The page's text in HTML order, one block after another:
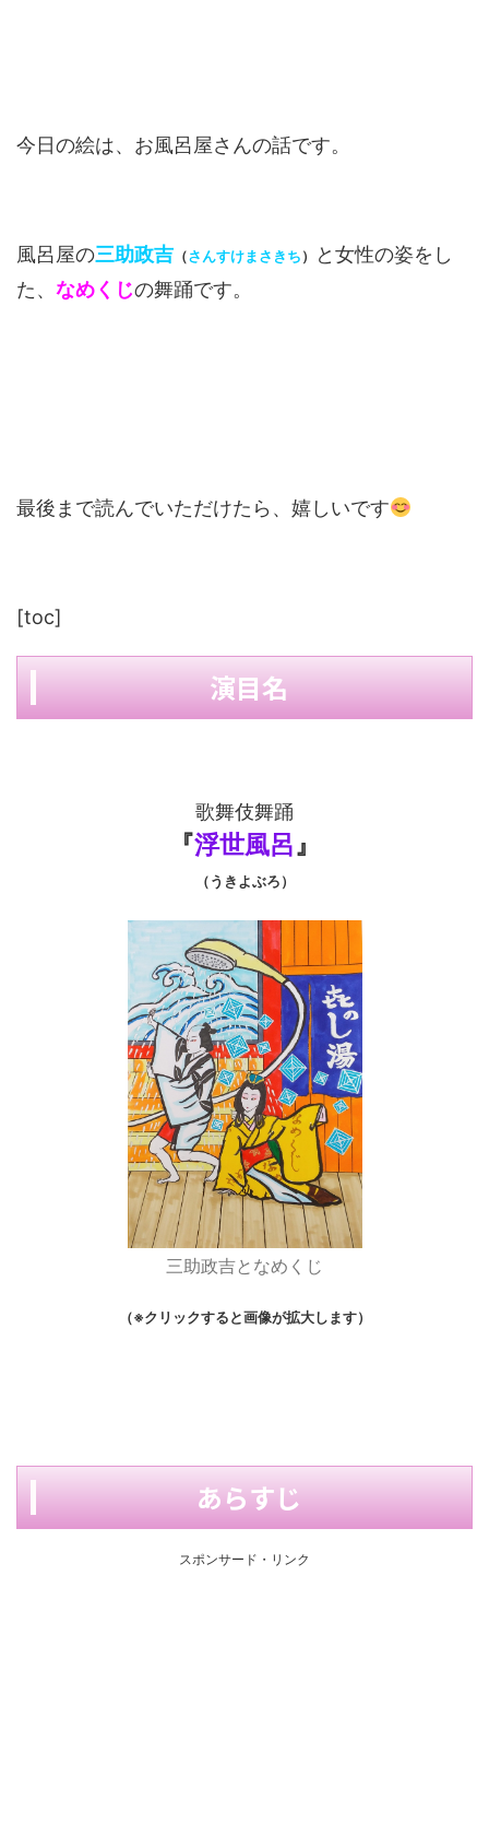
今日の絵は、お風呂屋さんの話です。
風呂屋の三助政吉 （さんすけまさきち ）
と女性の姿をし
た、 なめくじの舞踊です。
最後まで読んでいただけたら、嬉しいです
[toc]
演目名
歌舞伎舞踊
『浮世風呂』
（うきよぶろ）
三助政吉となめくじ
（※クリックすると画像が拡大します）
あらすじ
スポンサード・リンク